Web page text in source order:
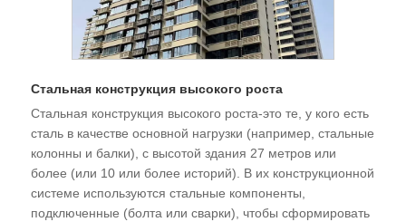
Стальная конструкция высокого роста
Стальная конструкция высокого роста-это те, у кого есть
сталь в качестве основной нагрузки (например, стальные
колонны и балки), с высотой здания 27 метров или
более (или 10 или более историй). В их конструкционной
системе используются стальные компоненты,
подключенные (болта или сварки), чтобы сформировать